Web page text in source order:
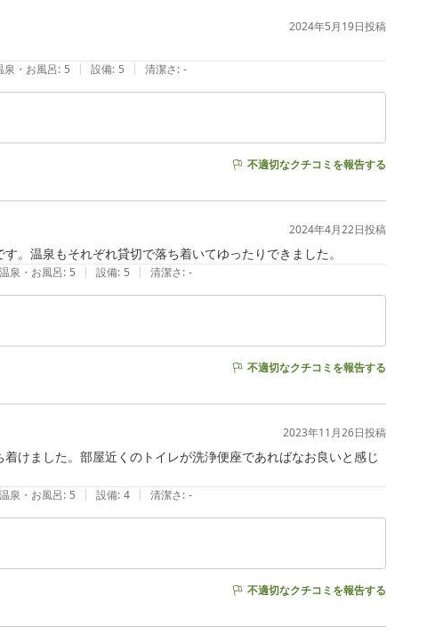
2024年5月19日投稿
泉・お風呂: 5 | 設備: 5 | 清潔さ: -
不適切なクチコミを報告する
2024年4月22日投稿
。温泉もそれぞれ貸切で落ち着いてゆったりできました。
温泉・お風呂: 5 | 設備: 5 | 清潔さ: -
不適切なクチコミを報告する
2023年11月26日投稿
けました。部屋近くのトイレが洗浄便座であればなお良いと感じ
温泉・お風呂: 5 | 設備: 4 | 清潔さ: -
不適切なクチコミを報告する